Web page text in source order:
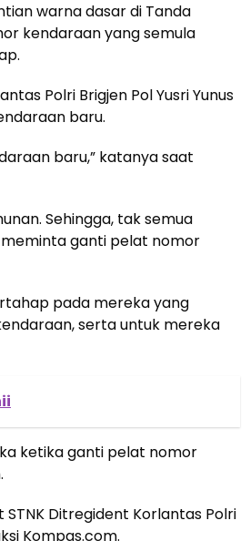
warna dasar di Tanda
kendaraan yang semula
Polri Brigjen Pol Yusri Yunus
baru.
baru,” katanya saat
Sehingga, tak semua
ganti pelat nomor
pada mereka yang
serta untuk mereka
ketika ganti pelat nomor
Ditregident Korlantas Polri
Kompas.com.